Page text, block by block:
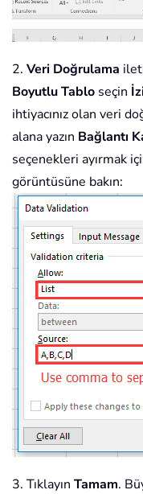
2. Veri Doğrulama
Boyutlu Tablo seçin
ihtiyacınız olan veri
alana yazın Bağlantı
seçenekleri ayırmak
görüntüsüne bakın:
3. Tıklayın Tamam.